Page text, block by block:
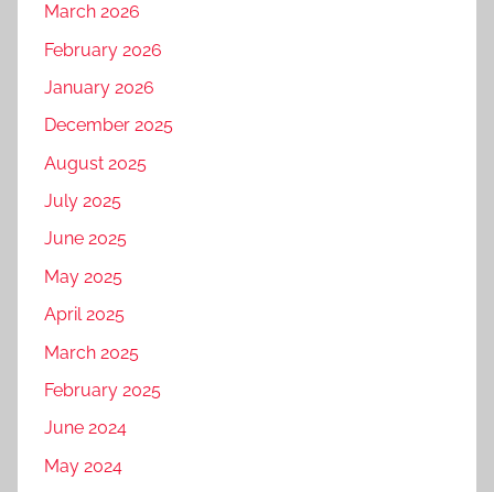
March 2026
February 2026
January 2026
December 2025
August 2025
July 2025
June 2025
May 2025
April 2025
March 2025
February 2025
June 2024
May 2024